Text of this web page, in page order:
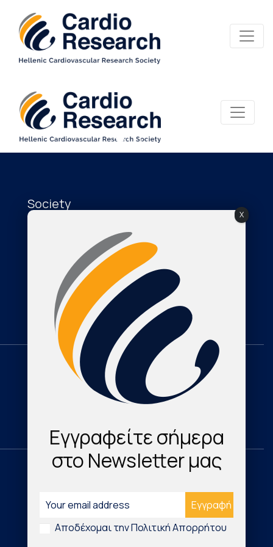
Society
The Journal
Cardioresearch TV
Contact
Domestic
Research & Publications
Cardio Map Greece
International
Νέα Τεχνολογικά Προϊόντα
Digital Health & Innovation
Εγγραφείτε σήμερα
στο Newsletter μας
Αποδέχομαι την Πολιτική Απορρήτου
X